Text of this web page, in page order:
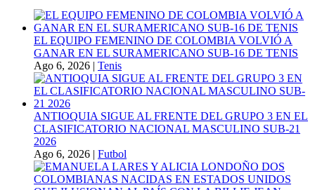
EL EQUIPO FEMENINO DE COLOMBIA VOLVIÓ A
GANAR EN EL SURAMERICANO SUB-16 DE TENIS
Ago 6, 2026 | Tenis
ANTIOQUIA SIGUE AL FRENTE DEL GRUPO 3 EN EL
CLASIFICATORIO NACIONAL MASCULINO SUB-21
2026
Ago 6, 2026 | Futbol